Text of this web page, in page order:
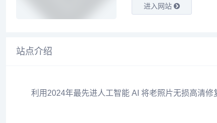
进入网站
站点介绍
利用2024年最先进人工智能 AI 将老照片无损高清